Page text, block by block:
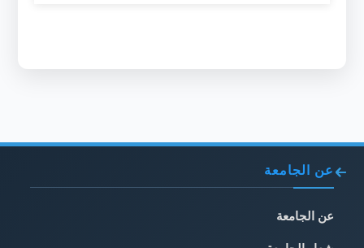
عن الجامعة
عن الجامعة